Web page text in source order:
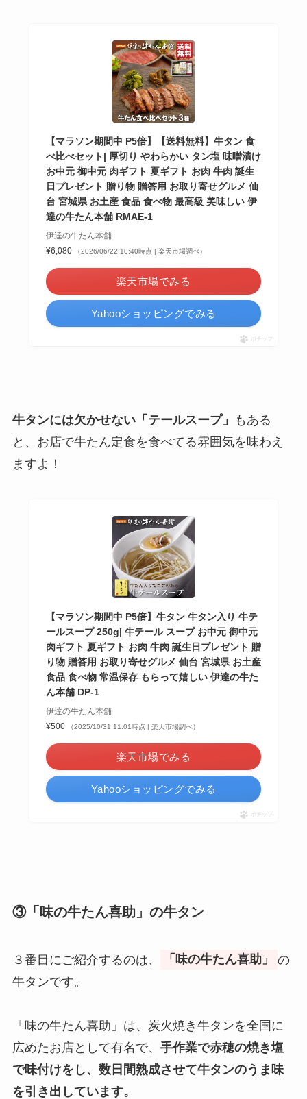
【マラソン期間中 P5倍】【送料無料】牛タン 食
べ比べセット| 厚切り やわらかい タン塩 味噌漬け
お中元 御中元 肉ギフト 夏ギフト お肉 牛肉 誕生
日プレゼント 贈り物 贈答用 お取り寄せグルメ 仙
台 宮城県 お土産 食品 食べ物 最高級 美味しい 伊
達の牛たん本舗 RMAE-1
伊達の牛たん本舗
¥6,080
（2026/06/22 10:40時点 | 楽天市場調べ）
楽天市場でみる
Yahooショッピングでみる
ポチップ
牛タンには欠かせない「テールスープ」
もある
と、お店で牛たん定食を食べてる雰囲気を味わえ
ますよ！
【マラソン期間中 P5倍】牛タン 牛タン入り 牛テ
ールスープ 250g| 牛テール スープ お中元 御中元
肉ギフト 夏ギフト お肉 牛肉 誕生日プレゼント 贈
り物 贈答用 お取り寄せグルメ 仙台 宮城県 お土産
食品 食べ物 常温保存 もらって嬉しい 伊達の牛た
ん本舗 DP-1
伊達の牛たん本舗
¥500
（2025/10/31 11:01時点 | 楽天市場調べ）
楽天市場でみる
Yahooショッピングでみる
ポチップ
③「味の牛たん喜助」の牛タン
３番目にご紹介するのは、 「味の牛たん喜助」
の
牛タンです。
「味の牛たん喜助」は、炭火焼き牛タンを全国に
広めたお店として有名で、 手作業で赤穂の焼き塩
で味付けをし、数日間熟成させて牛タンのうま味
を引き出しています。